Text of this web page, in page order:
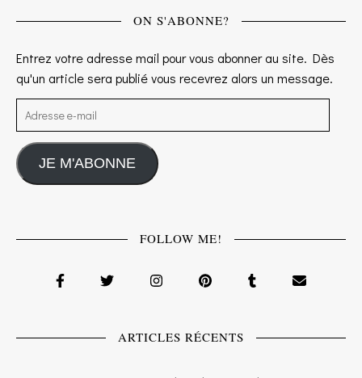
ON S'ABONNE?
Entrez votre adresse mail pour vous abonner au site. Dès
qu'un article sera publié vous recevrez alors un message.
Adresse e-mail
JE M'ABONNE
FOLLOW ME!
ARTICLES RÉCENTS